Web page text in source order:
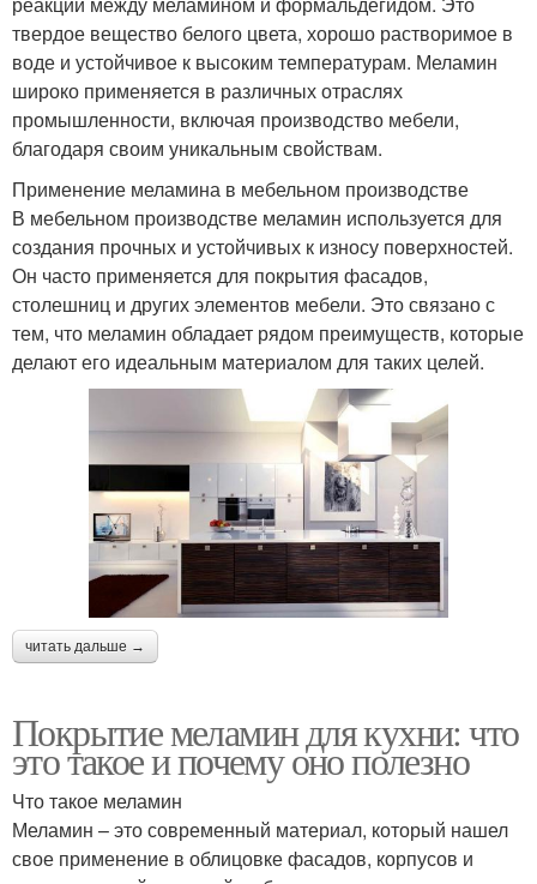
твердое вещество белого цвета, хорошо растворимое в
воде и устойчивое к высоким температурам. Меламин
широко применяется в различных отраслях
промышленности, включая производство мебели,
благодаря своим уникальным свойствам.
Применение меламина в мебельном производстве
В мебельном производстве меламин используется для
создания прочных и устойчивых к износу поверхностей.
Он часто применяется для покрытия фасадов,
столешниц и других элементов мебели. Это связано с
тем, что меламин обладает рядом преимуществ, которые
делают его идеальным материалом для таких целей.
читать дальше →
Покрытие меламин для кухни: что
это такое и почему оно полезно
Что такое меламин
Меламин – это современный материал, который нашел
свое применение в облицовке фасадов, корпусов и